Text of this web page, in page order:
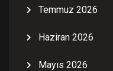
Temmuz 2026
Haziran 2026
Mayıs 2026